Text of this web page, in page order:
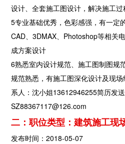
设计、全套施工图设计，解决施工过
5专业基础优秀，色彩感强，有一定
CAD、3DMAX、Photoshop等相关
成方案设计
6熟悉室内设计规范、施工图制图规
规范熟悉，有施工图深化设计及现
系人：沈小姐13612946255简历发送
SZ88367117@126.com
二：职位类型：建筑施工现
发布时间：2018-05-07